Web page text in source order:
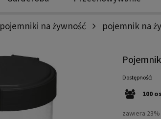
pojemniki na żywność pojemnik na
Dostępność:
100
zawiera